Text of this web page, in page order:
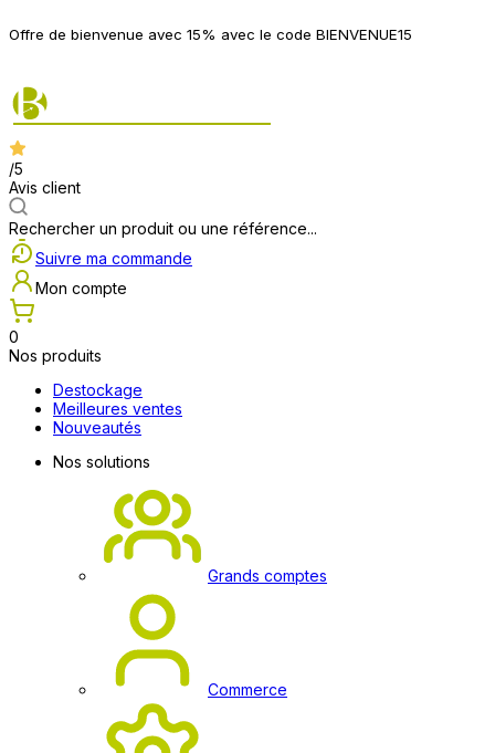
Offre de bienvenue avec 15% avec le code BIENVENUE15
/5
Avis client
Rechercher un produit ou une référence...
Suivre ma commande
Mon compte
0
Nos produits
Destockage
Meilleures ventes
Nouveautés
Nos solutions
Grands comptes
Commerce